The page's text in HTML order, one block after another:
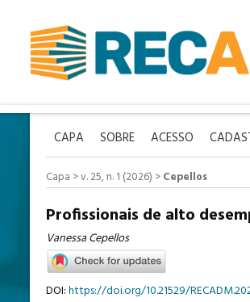
CAPA SOBRE ACESSO
Capa >v. 25, n. 1 (2026) >Cepellos
Profissionais de alto
Vanessa Cepellos
DOI:https://doi.org/10.21529/